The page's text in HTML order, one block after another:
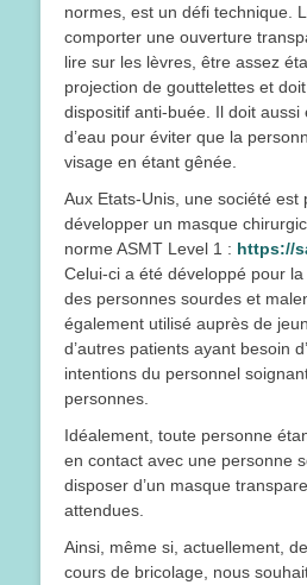
normes, est un défi technique.
comporter une ouverture
lire sur les lèvres, être assez
projection de gouttelettes et
dispositif anti-buée. Il doit aussi
d’eau pour éviter que la
visage en étant gênée.
Aux Etats-Unis, une société est
développer un masque
norme ASMT Level 1 : https://
Celui-ci a été développé pour
des personnes sourdes et
également utilisé auprès de
d’autres patients ayant besoin
intentions du personnel
personnes.
Idéalement, toute personne
en contact avec une personne
disposer d’un masque
attendues.
Ainsi, même si, actuellement,
cours de bricolage, nous